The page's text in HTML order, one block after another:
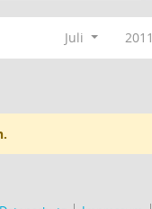
Juli 2011